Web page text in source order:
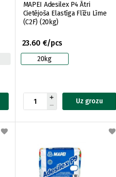
MAPEI Adesilex P4 Ātri
Cietējoša Elastīga Flīžu Līme
(C2F) (20kg)
23.60 €/pcs
20kg
Uz grozu